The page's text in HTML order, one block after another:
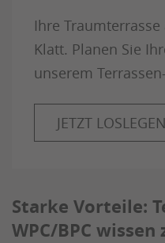
Ihre
Klatt. Planen Sie
unserem
JETZT LOSLEGEN
Starke Vorteile:
WPC/BPC